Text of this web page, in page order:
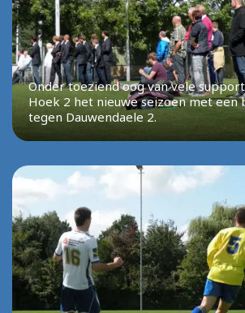
Onder toeziend oog van vele
Hoek 2 het nieuwe seizoen met
tegen Dauwendaele 2.